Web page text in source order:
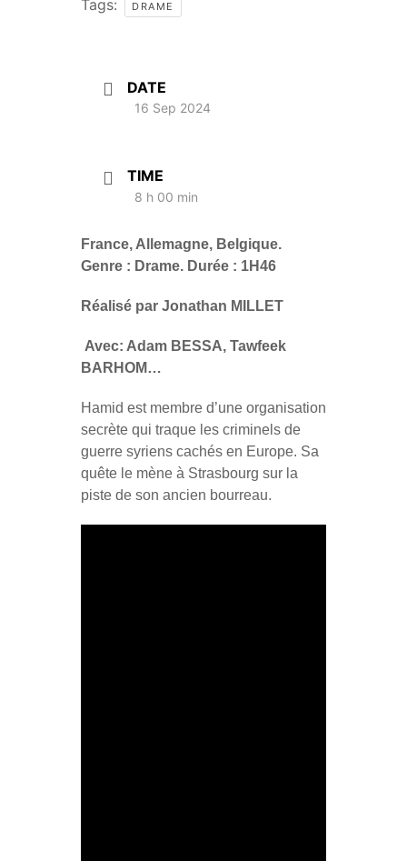
Tags: DRAME
DATE
16 Sep 2024
TIME
8 h 00 min
France, Allemagne, Belgique.
Genre : Drame. Durée : 1H46
Réalisé par Jonathan MILLET
Avec: Adam BESSA, Tawfeek
BARHOM…
Hamid est membre d’une organisation
secrète qui traque les criminels de
guerre syriens cachés en Europe. Sa
quête le mène à Strasbourg sur la
piste de son ancien bourreau.